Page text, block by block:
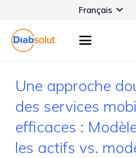
Français
Une approche
des services
efficaces :
les actifs vs.